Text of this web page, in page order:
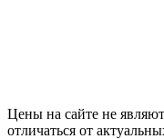
Цены на сайте не
отличаться от